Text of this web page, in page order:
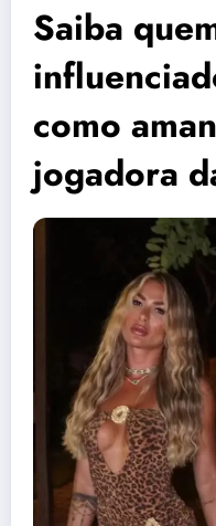
Saiba
como
jogadora